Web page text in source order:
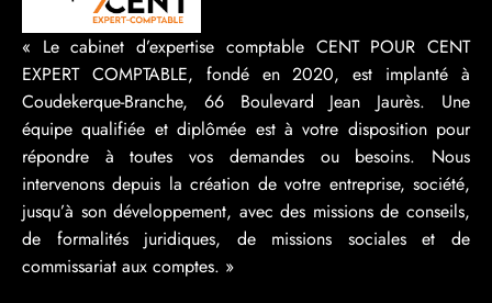
« Le cabinet d’expertise comptable CENT POUR CENT
EXPERT COMPTABLE, fondé en 2020, est implanté à
Coudekerque-Branche, 66 Boulevard Jean Jaurès. Une
équipe qualifiée et diplômée est à votre disposition pour
répondre à toutes vos demandes ou besoins. Nous
intervenons depuis la création de votre entreprise, société,
jusqu’à son développement, avec des missions de conseils,
de formalités juridiques, de missions sociales et de
commissariat aux comptes. »